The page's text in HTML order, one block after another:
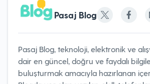
Pasaj Blog
Pasaj Blog, teknoloji, elektronik ve
dair en güncel, doğru ve faydalı
buluşturmak amacıyla hazırlanan